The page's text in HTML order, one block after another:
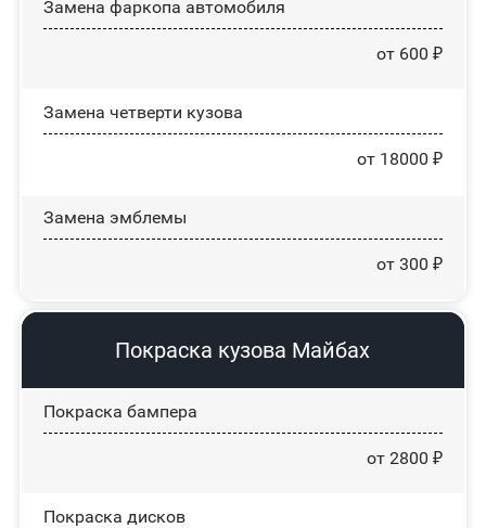
Замена фаркопа автомобиля
от 600 ₽
Замена четверти кузова
от 18000 ₽
Замена эмблемы
от 300 ₽
Покраска кузова Майбах
Покраска бампера
от 2800 ₽
Покраска дисков